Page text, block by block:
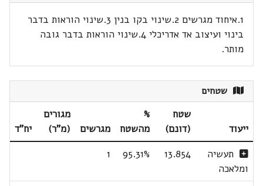
1.איחוד מגרשים 2.שינוי בקו בנין 3.שינוי הוראות בדבר
בינוי ועיצוב אד אדריכלי 4.שינוי הוראות בדבר גובה
מותר.
שטחים
ייעוד
שטח
(דונם)
%
מהשטח
מגרשים
מגורים
(מ"ר)
יח"ד
תעשיה
ומלאכה
13.854
95.31%
1